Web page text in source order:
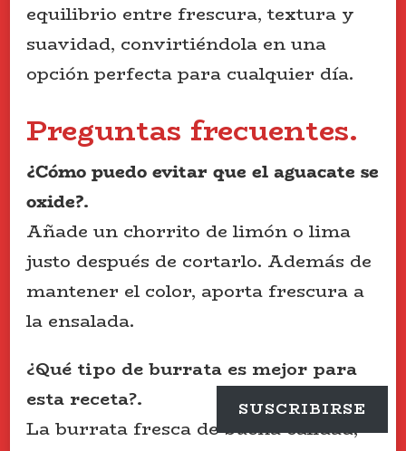
equilibrio entre frescura, textura y
suavidad, convirtiéndola en una
opción perfecta para cualquier día.
Preguntas frecuentes.
¿Cómo puedo evitar que el aguacate se
oxide?.
Añade un chorrito de limón o lima
justo después de cortarlo. Además de
mantener el color, aporta frescura a
la ensalada.
¿Qué tipo de burrata es mejor para
esta receta?.
La burrata fresca de buena calidad,
SUSCRIBIRSE